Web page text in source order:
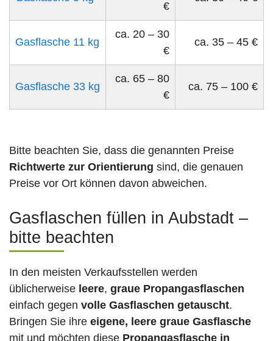
€
Gasflasche 11 kg
ca. 20 – 30
€
ca. 35 – 45 €
Gasflasche 33 kg
ca. 65 – 80
€
ca. 75 – 100 €
Bitte beachten Sie, dass die genannten Preise
Richtwerte zur Orientierung sind, die genauen
Preise vor Ort können davon abweichen.
Gasflaschen füllen in Aubstadt –
bitte beachten
In den meisten Verkaufsstellen werden
üblicherweise leere, graue Propangasflaschen
einfach gegen volle Gasflaschen getauscht.
Bringen Sie ihre eigene, leere graue Gasflasche
mit und möchten diese Propangasflasche in